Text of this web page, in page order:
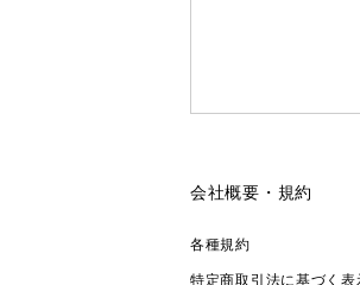
会社概要・規約
各種規約
特定商取引法に基づく表